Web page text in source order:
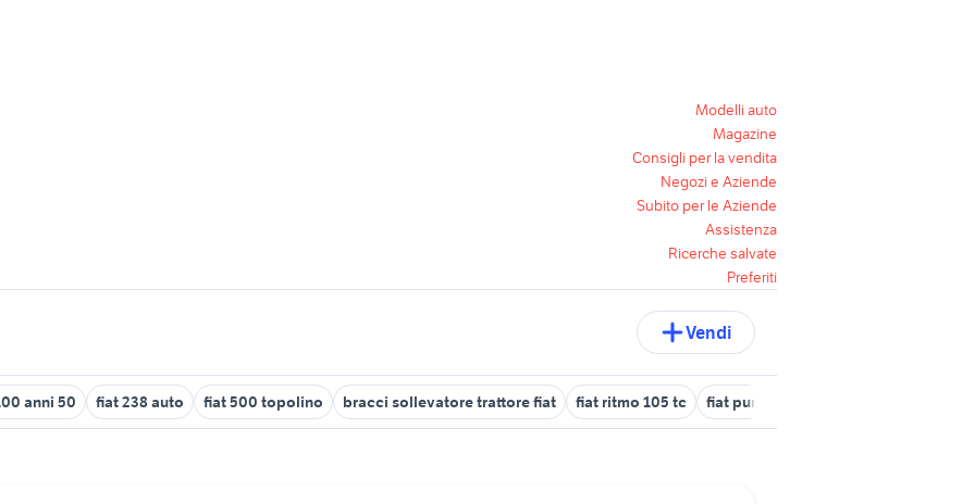
Modelli auto
Magazine
Consigli per la vendita
Negozi e Aziende
Subito per le Aziende
Assistenza
Ricerche salvate
Preferiti
Vendi
anni 50 fiat 238 auto fiat 500 topolino bracci sollevatore trattore fiat fiat ritmo 105 tc fiat punto usata bologna